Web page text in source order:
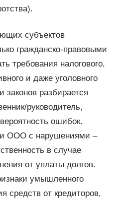
субъектов
гражданско-правовыми
требования налогового,
и даже уголовного
законов разбирается
руководитель,
ошибок.
ООО с нарушениями –
в случае
от уплаты долгов.
умышленного
средств от кредиторов,